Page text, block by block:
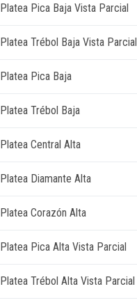
Platea Pica Baja Vista Parcial
Platea Trébol Baja Vista Parcial
Platea Pica Baja
Platea Trébol Baja
Platea Central Alta
Platea Diamante Alta
Platea Corazón Alta
Platea Pica Alta Vista Parcial
Platea Trébol Alta Vista Parcial